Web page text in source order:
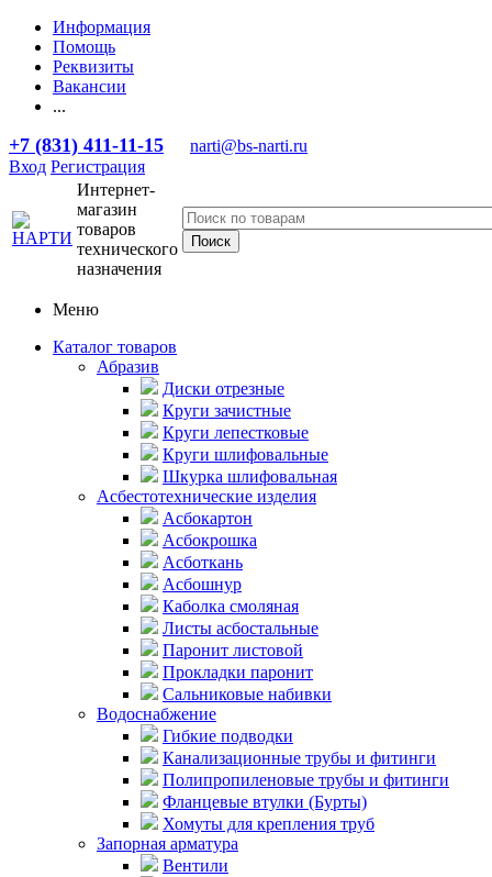
Информация
Помощь
Реквизиты
Вакансии
...
+7 (831) 411-11-15
narti@bs-narti.ru
Вход Регистрация
Интернет-
магазин
товаров
технического
назначения
Меню
Каталог товаров
Абразив
Диски отрезные
Круги зачистные
Круги лепестковые
Круги шлифовальные
Шкурка шлифовальная
Асбестотехнические изделия
Асбокартон
Асбокрошка
Асботкань
Асбошнур
Каболка смоляная
Листы асбостальные
Паронит листовой
Прокладки паронит
Сальниковые набивки
Водоснабжение
Гибкие подводки
Канализационные трубы и фитинги
Полипропиленовые трубы и фитинги
Фланцевые втулки (Бурты)
Хомуты для крепления труб
Запорная арматура
Вентили